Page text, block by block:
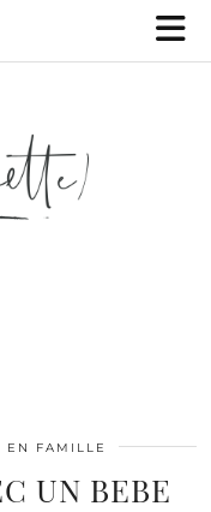
EN FAMILLE
UN BEBE